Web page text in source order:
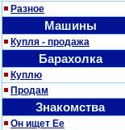
Разное
Машины
Купля - продажа
Барахолка
Куплю
Продам
Знакомства
Он ищет Ее